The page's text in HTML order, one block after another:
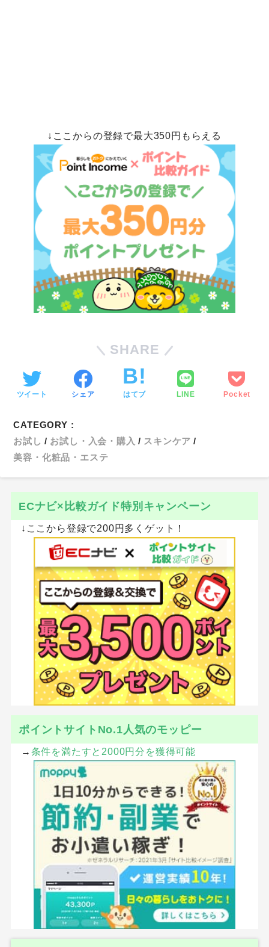
↓ここからの登録で最大350円もらえる
SHARE
ツイート シェア はてブ LINE Pocket
CATEGORY :
お試し
お試し・入会・購入
スキンケア
美容・化粧品・エステ
ECナビ×比較ガイド特別キャンペーン
↓ここから登録で200円多くゲット！
ポイントサイトNo.1人気のモッピー
→ 条件を満たすと2000円分を獲得可能